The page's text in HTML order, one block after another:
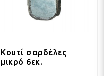
Κουτί σαρδέλες
μικρό 6εκ.